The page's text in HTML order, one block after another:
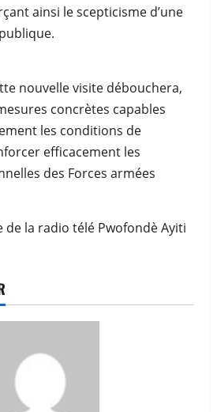
ainsi le scepticisme d’une
nouvelle visite débouchera,
concrètes capables
les conditions de
efficacement les
des Forces armées
de la radio télé Pwofondè Ayiti